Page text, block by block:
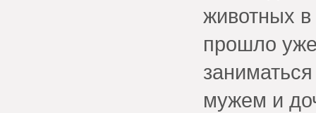
животных в
прошло
мужем и